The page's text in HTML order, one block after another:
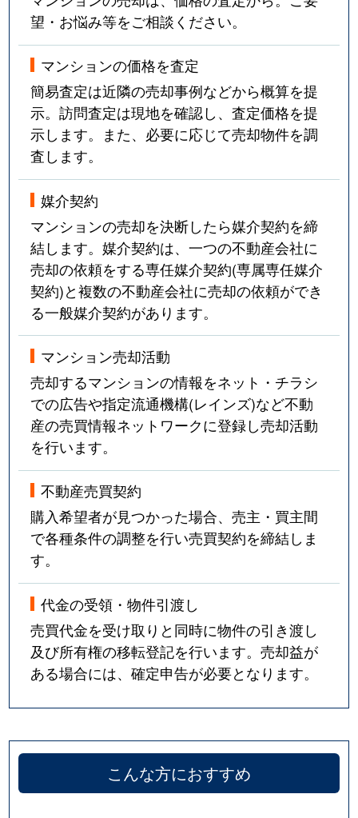
望・お悩み等をご相談ください。
マンションの価格を査定
簡易査定は近隣の売却事例などから概算を提
示。訪問査定は現地を確認し、査定価格を提
示します。また、必要に応じて売却物件を調
査します。
媒介契約
マンションの売却を決断したら媒介契約を締
結します。媒介契約は、一つの不動産会社に
売却の依頼をする専任媒介契約(専属専任媒介
契約)と複数の不動産会社に売却の依頼ができ
る一般媒介契約があります。
マンション売却活動
売却するマンションの情報をネット・チラシ
での広告や指定流通機構(レインズ)など不動
産の売買情報ネットワークに登録し売却活動
を行います。
不動産売買契約
購入希望者が見つかった場合、売主・買主間
で各種条件の調整を行い売買契約を締結しま
す。
代金の受領・物件引渡し
売買代金を受け取りと同時に物件の引き渡し
及び所有権の移転登記を行います。売却益が
ある場合には、確定申告が必要となります。
こんな方におすすめ